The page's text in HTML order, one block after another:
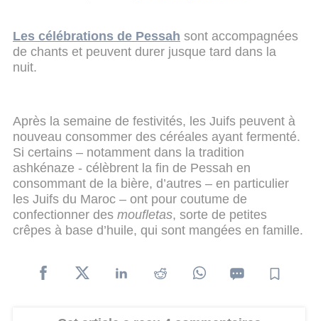
Les célébrations de Pessah sont accompagnées
de chants et peuvent durer jusque tard dans la
nuit.
Après la semaine de festivités, les Juifs peuvent à
nouveau consommer des céréales ayant fermenté.
Si certains – notamment dans la tradition
ashkénaze - célèbrent la fin de Pessah en
consommant de la bière, d’autres – en particulier
les Juifs du Maroc – ont pour coutume de
confectionner des moufletas, sorte de petites
crêpes à base d’huile, qui sont mangées en famille.